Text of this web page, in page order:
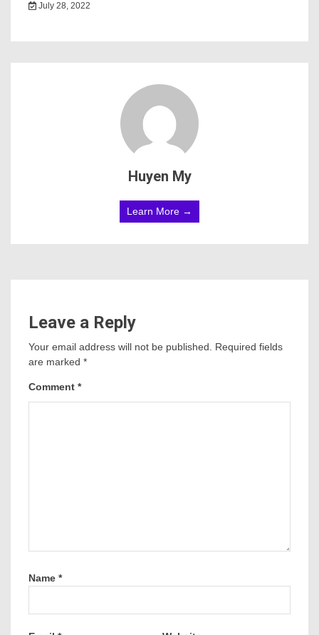
July 28, 2022
Huyen My
Learn More →
Leave a Reply
Your email address will not be published. Required fields
are marked *
Comment *
Name *